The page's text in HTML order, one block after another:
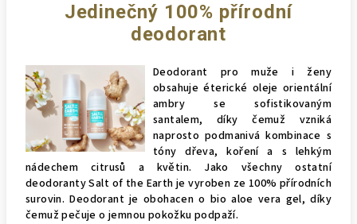
Jedinečný 100% přírodní
deodorant
Deodorant pro muže i ženy
obsahuje éterické oleje orientální
ambry se sofistikovaným
santalem, díky čemuž vzniká
naprosto podmanivá kombinace s
tóny dřeva, koření a s lehkým
nádechem citrusů a květin. Jako všechny ostatní
deodoranty Salt of the Earth je vyroben ze 100% přírodních
surovin. Deodorant je obohacen o bio aloe vera gel, díky
čemuž pečuje o jemnou pokožku podpaží.